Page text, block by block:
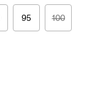
95 100